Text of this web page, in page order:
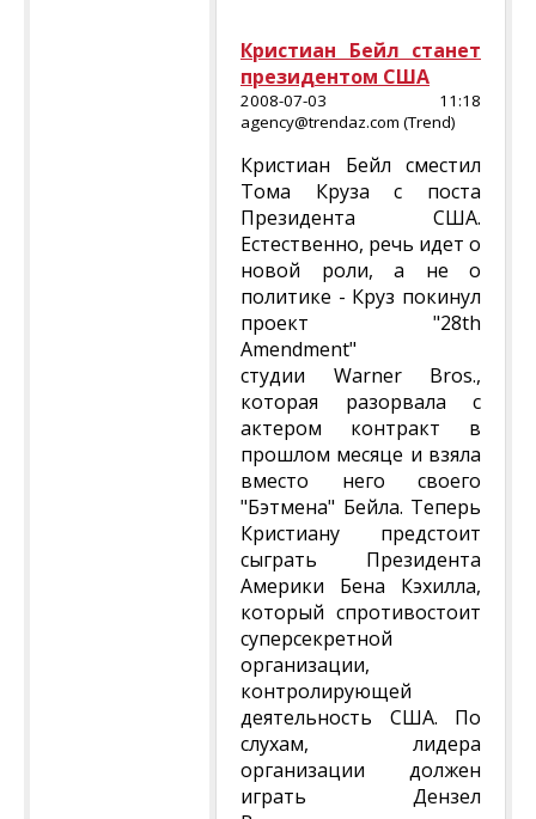
Кристиан Бейл станет
президентом США
2008-07-03 11:18
agency@trendaz.com (Trend)
Кристиан Бейл сместил
Тома Круза с поста
Президента США.
Естественно, речь идет о
новой роли, а не о
политике - Круз покинул
проект "28th
Amendment"
студии Warner Bros.,
которая разорвала с
актером контракт в
прошлом месяце и взяла
вместо него своего
"Бэтмена" Бейла. Теперь
Кристиану предстоит
сыграть Президента
Америки Бена Кэхилла,
который спротивостоит
суперсекретной
организации,
контролирующей
деятельность США. По
слухам, лидера
организации должен
играть Дензел